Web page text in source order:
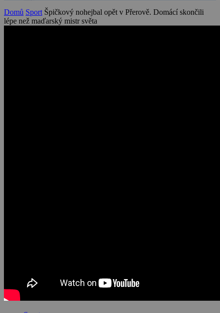
Domů Sport Špičkový nohejbal opět v Přerově. Domácí skončili
lépe než maďarský mistr světa